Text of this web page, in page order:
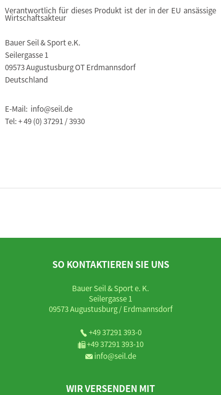
Verantwortlich für dieses Produkt ist der in der EU ansässige
Wirtschaftsakteur
Bauer Seil & Sport e.K.
Seilergasse 1
09573 Augustusburg OT Erdmannsdorf
Deutschland
E-Mail: info@seil.de
Tel: + 49 (0) 37291 / 3930
SO KONTAKTIEREN SIE UNS
Bauer Seil & Sport e. K.
Seilergasse 1
09573 Augustusburg / Erdmannsdorf
+49 37291 393-0
+49 37291 393-10
info@seil.de
WIR VERSENDEN MIT